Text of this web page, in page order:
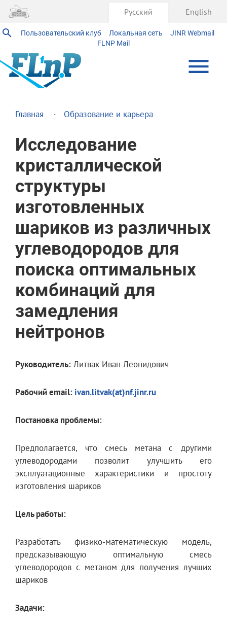
Пользовательский клуб Локальная сеть
JINR Webmail
FLNP Mail
Русский English
Главная Образование и карьера
Исследование
кристаллической
структуры
изготовленных
шариков из различных
углеводородов для
поиска оптимальных
комбинаций для
замедления
нейтронов
Руководитель: Литвак Иван Леонидович
Рабочий email: ivan.litvak(at)nf.jinr.ru
Постановка проблемы:
Предполагается, что смесь метана с другими
углеводородами позволит улучшить его
эксплуатационные характеристики и простоту
изготовления шариков
Цель работы:
Разработать физико-математическую модель,
предсказывающую оптимальную смесь
углеводородов с метаном для получения лучших
шариков
Задачи: